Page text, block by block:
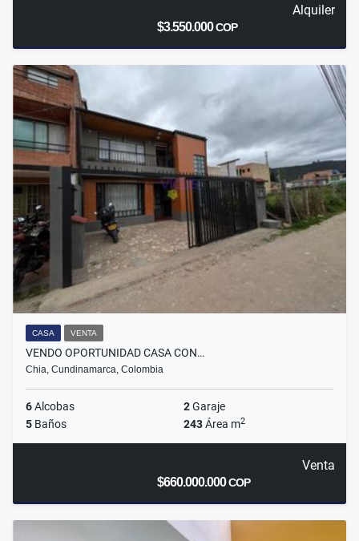
Alquiler
$3.550.000COP
CASA VENTA
VENDO OPORTUNIDAD CASA CON…
Chia, Cundinamarca, Colombia
6Alcobas 2Garaje
5 Baños 243Área m2
Venta
$660.000.000COP